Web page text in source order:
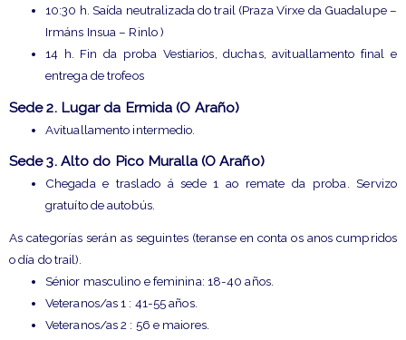
10:30 h. Saída neutralizada do trail (Praza Virxe da Guadalupe –
Irmáns Insua – Rinlo )
14 h. Fin da proba Vestiarios, duchas, avituallamento final e
entrega de trofeos
Sede 2. Lugar da Ermida (O Araño)
Avituallamento intermedio.
Sede 3. Alto do Pico Muralla (O Araño)
Chegada e traslado á sede 1 ao remate da proba. Servizo
gratuíto de autobús.
As categorías serán as seguintes (teranse en conta os anos cumpridos
o día do trail).
Sénior masculino e feminina: 18-40 años.
Veteranos/as 1 : 41-55 años.
Veteranos/as 2 : 56 e maiores.